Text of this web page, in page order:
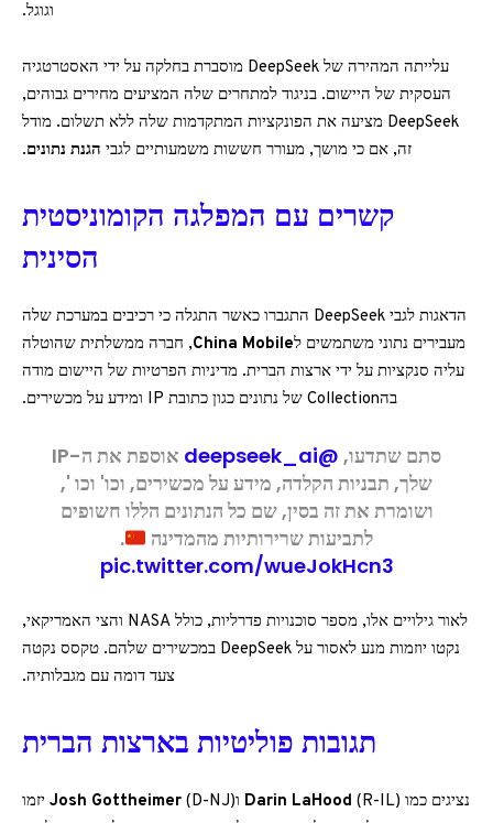
וגוגל.
עלייתה המהירה של DeepSeek מוסברת בחלקה על ידי האסטרטגיה
העסקית של היישום. בניגוד למתחרים שלה המציעים מחירים גבוהים,
DeepSeek מציעה את הפונקציות המתקדמות שלה ללא תשלום. מודל
זה, אם כי מושך, מעורר חששות משמעותיים לגבי הגנת נתונים.
קשרים עם המפלגה הקומוניסטית
הסינית
הדאגות לגבי DeepSeek התגברו כאשר התגלה כי רכיבים במערכת שלה
מעבירים נתוני משתמשים לChina Mobile, חברה ממשלתית שהוטלה
עליה סנקציות על ידי ארצות הברית. מדיניות הפרטיות של היישום מודה
בהCollection של נתונים כגון כתובת IP ומידע על מכשירים.
סתם שתדעו, @deepseek_ai
אוספת את ה-IP
שלך, תבניות הקלדה, מידע על מכשירים, וכו' וכו ',
ושומרת את זה בסין, שם כל הנתונים הללו חשופים
לתביעות שרירותיות מהמדינה
.
pic.twitter.com/wueJokHcn3
לאור גילויים אלו, מספר סוכנויות פדרליות, כולל NASA והצי האמריקאי,
נקטו יוזמות מנע לאסור על DeepSeek במכשירים שלהם. טקסס נקטה
צעד דומה עם מגבלותיה.
תגובות פוליטיות בארצות הברית
נציגים כמו Darin LaHood (R-IL) ו Josh Gottheimer (D-NJ) יזמו